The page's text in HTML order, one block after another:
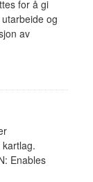
for å gi
og
av
Enables